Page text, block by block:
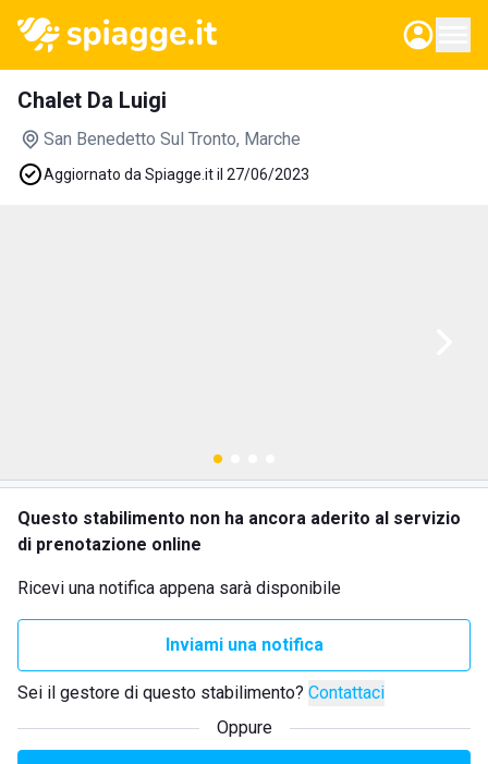
Chalet Da Luigi
San Benedetto Sul Tronto, Marche
Aggiornato da Spiagge.it il 27/06/2023
Questo stabilimento non ha ancora aderito al servizio
di prenotazione online
Ricevi una notifica appena sarà disponibile
Inviami una notifica
Sei il gestore di questo stabilimento? Contattaci
Oppure